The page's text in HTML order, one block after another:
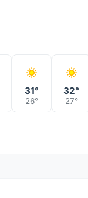
31°
26°
32°
27°